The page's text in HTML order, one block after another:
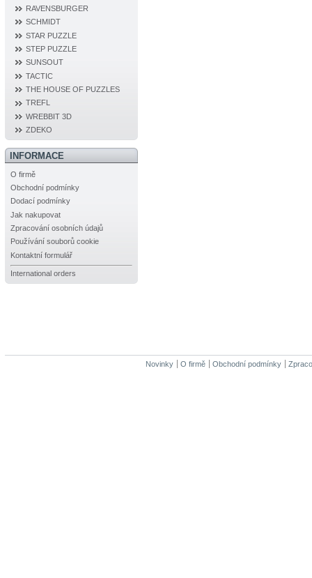
RAVENSBURGER
SCHMIDT
STAR PUZZLE
STEP PUZZLE
SUNSOUT
TACTIC
THE HOUSE OF PUZZLES
TREFL
WREBBIT 3D
ZDEKO
INFORMACE
O firmě
Obchodní podmínky
Dodací podmínky
Jak nakupovat
Zpracování osobních údajů
Používání souborů cookie
Kontaktní formulář
International orders
Novinky O firmě Obchodní podmínky